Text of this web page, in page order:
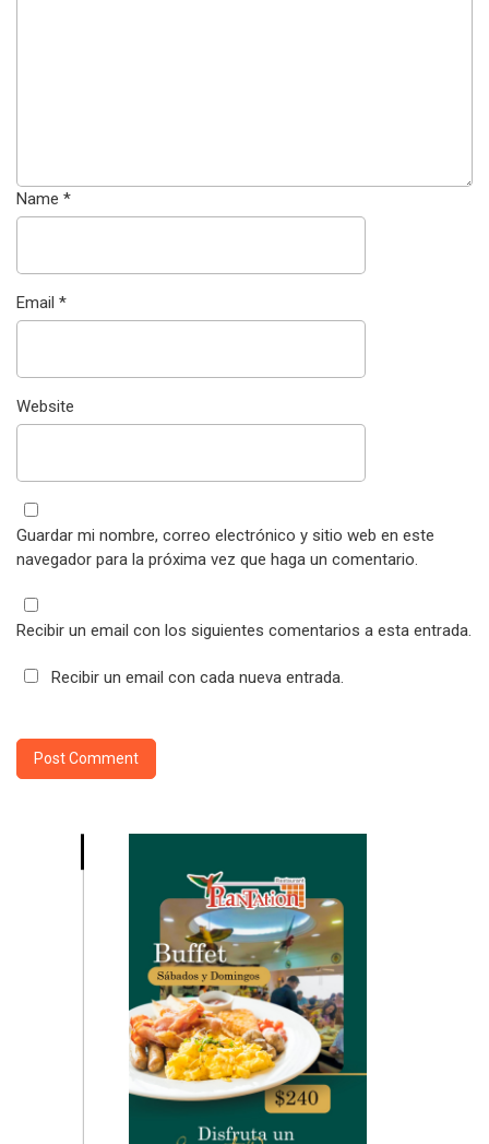
Name *
Email *
Website
Guardar mi nombre, correo electrónico y sitio web en este
navegador para la próxima vez que haga un comentario.
Recibir un email con los siguientes comentarios a esta entrada.
Recibir un email con cada nueva entrada.